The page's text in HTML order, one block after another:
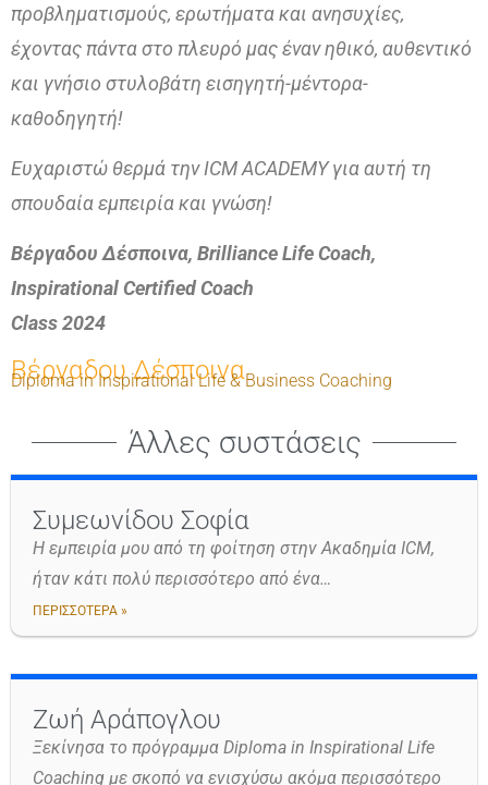
προβληματισμούς, ερωτήματα και ανησυχίες,
έχοντας πάντα στο πλευρό μας έναν ηθικό, αυθεντικό
και γνήσιο στυλοβάτη εισηγητή-μέντορα-
καθοδηγητή!
Ευχαριστώ θερμά την ICM ACADEMY για αυτή τη
σπουδαία εμπειρία και γνώση!
Βέργαδου Δέσποινα, Brilliance Life Coach,
Inspirational Certified Coach
Class 2024
Βέργαδου Δέσποινα
Diploma in Inspirational Life & Business Coaching
Άλλες συστάσεις
Συμεωνίδου Σοφία
Η εμπειρία μου από τη φοίτηση στην Ακαδημία ICM,
ήταν κάτι πολύ περισσότερο από ένα…
ΠΕΡΙΣΣΟΤΕΡΑ »
Ζωή Αράπογλου
Ξεκίνησα το πρόγραμμα Diploma in Inspirational Life
Coaching με σκοπό να ενισχύσω ακόμα περισσότερο